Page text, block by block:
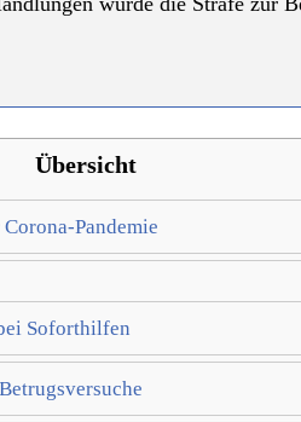
Übersicht
Pandemie
Soforthilfen